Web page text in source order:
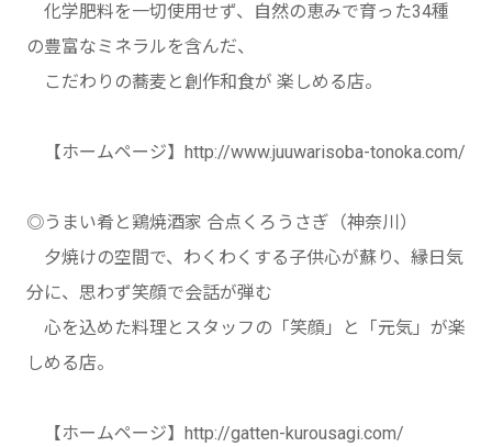
化学肥料を一切使用せず、自然の恵みで育った34種
の豊富なミネラルを含んだ、
こだわりの蕎麦と創作和食が 楽しめる店。
【ホームページ】http://www.juuwarisoba-tonoka.com/
◎うまい肴と鶏焼酒家 合点くろうさぎ（神奈川）
夕焼けの空間で、わくわくする子供心が蘇り、縁日気
分に、思わず笑顔で会話が弾む
心を込めた料理とスタッフの「笑顔」と「元気」が楽
しめる店。
【ホームページ】http://gatten-kurousagi.com/